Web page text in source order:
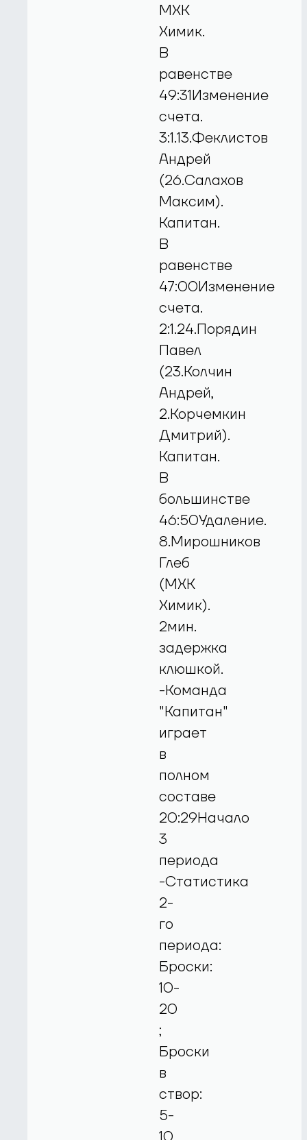
МХК
Химик.
В
равенстве
49:31Изменение
счета.
3:1.13.Феклистов
Андрей
(26.Салахов
Максим).
Капитан.
В
равенстве
47:00Изменение
счета.
2:1.24.Порядин
Павел
(23.Колчин
Андрей,
2.Корчемкин
Дмитрий).
Капитан.
В
большинстве
46:50Удаление.
8.Мирошников
Глеб
(МХК
Химик).
2мин.
задержка
клюшкой.
-Команда
"Капитан"
играет
в
полном
составе
20:29Начало
3
периода
-Статистика
2-
го
периода:
Броски:
10-
20
;
Броски
в
створ:
5-